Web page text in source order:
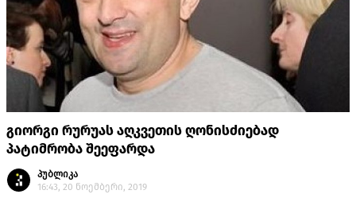
გიორგი რურუას აღკვეთის ღონისძიებად
პატიმრობა შეეფარდა
პუბლიკა
16:43, 20 ნოემბერი, 2019